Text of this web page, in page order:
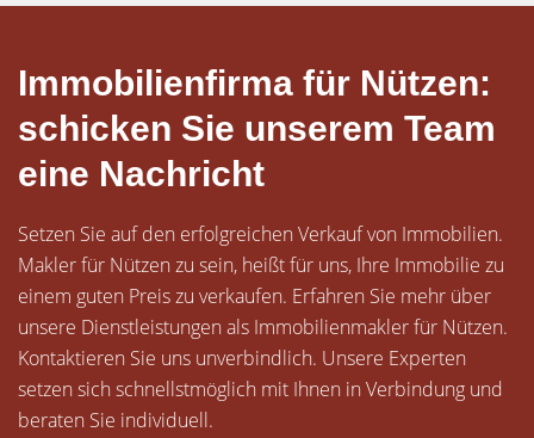
Immobilienfirma für Nützen:
schicken Sie unserem Team
eine Nachricht
Setzen Sie auf den erfolgreichen Verkauf von Immobilien.
Makler für Nützen zu sein, heißt für uns, Ihre Immobilie zu
einem guten Preis zu verkaufen. Erfahren Sie mehr über
unsere Dienstleistungen als Immobilienmakler für Nützen.
Kontaktieren Sie uns unverbindlich. Unsere Experten
setzen sich schnellstmöglich mit Ihnen in Verbindung und
beraten Sie individuell.